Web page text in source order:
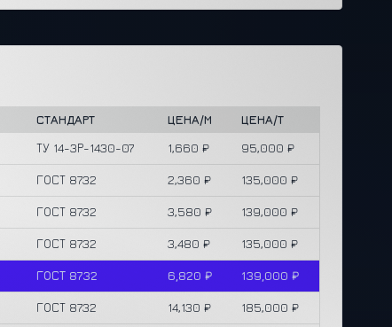
СТАНДАРТ ЦЕНА/М
ЦЕНА/Т
ТУ 14-3Р-1430-07 1,660 ₽ 95,000 ₽
ГОСТ 8732 2,360 ₽ 135,000 ₽
ГОСТ 8732 3,580 ₽ 139,000 ₽
ГОСТ 8732 3,480 ₽ 135,000 ₽
ГОСТ 8732 6,820 ₽ 139,000 ₽
ГОСТ 8732 14,130 ₽ 185,000 ₽